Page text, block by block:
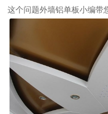
这个问题外墙铝单板小编带